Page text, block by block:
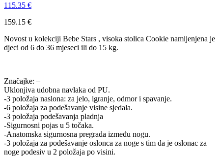
115.35 €
159.15 €
Novost u kolekciji Bebe Stars , visoka stolica Cookie namijenjena je
djeci od 6 do 36 mjeseci ili do 15 kg.
Značajke: –
Uklonjiva udobna navlaka od PU.
-3 položaja naslona: za jelo, igranje, odmor i spavanje.
-6 položaja za podešavanje visine sjedala.
-3 položaja podešavanja pladnja
-Sigurnosni pojas u 5 točaka.
-Anatomska sigurnosna pregrada između nogu.
-3 položaja za podešavanje oslonca za noge s tim da je oslonac za
noge podesiv u 2 položaja po visini.